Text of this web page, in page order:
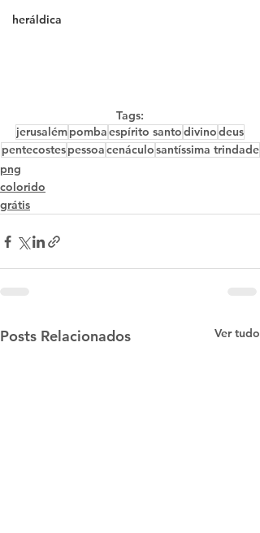
heráldica
Tags:
jerusalémpombaespírito santodivinodeus
pentecostespessoacenáculosantíssima trindade
png
colorido
grátis
Posts Relacionados Ver tudo